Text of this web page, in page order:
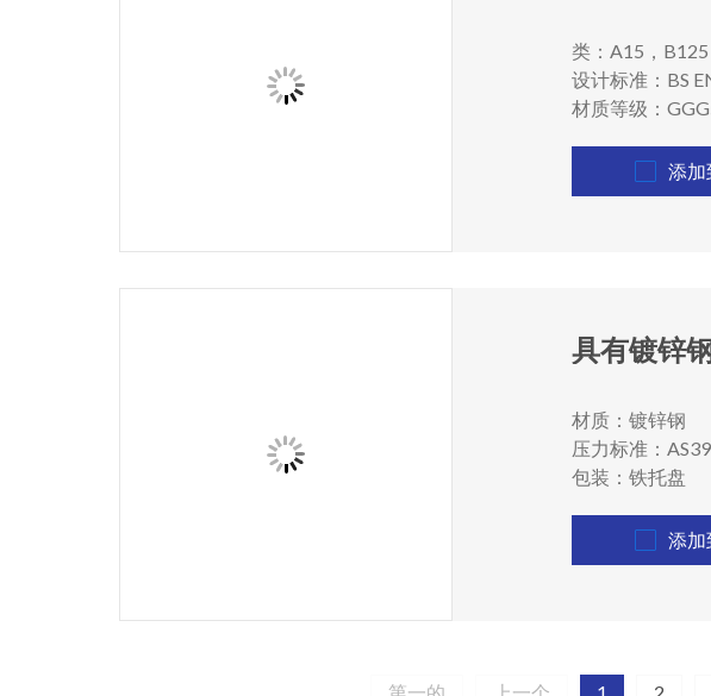
类：A15，B125
设计标准：BS
材质等级：
添加
具有镀锌
材质：镀锌钢
压力标准：
包装：铁托盘
添加